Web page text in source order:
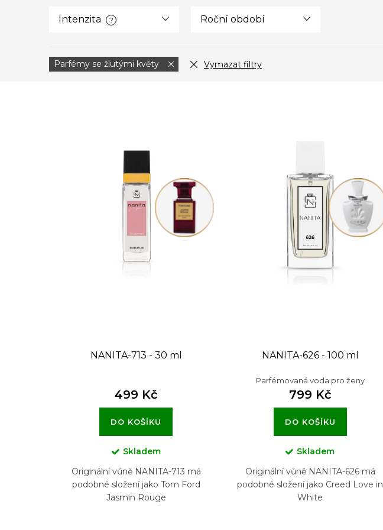
Intenzita ? Roční období
Parfémy se žlutými květy Vymazat filtry
NANITA-713 - 30 ml
499 Kč
DO KOŠÍKU
Skladem
Originální vůně NANITA-713 má
podobné složení jako Tom Ford
Jasmin Rouge
NANITA-626 - 100 ml
Parfémovaná voda pro ženy
799 Kč
DO KOŠÍKU
Skladem
Originální vůně NANITA-626 má
podobné složení jako Creed Love in
White